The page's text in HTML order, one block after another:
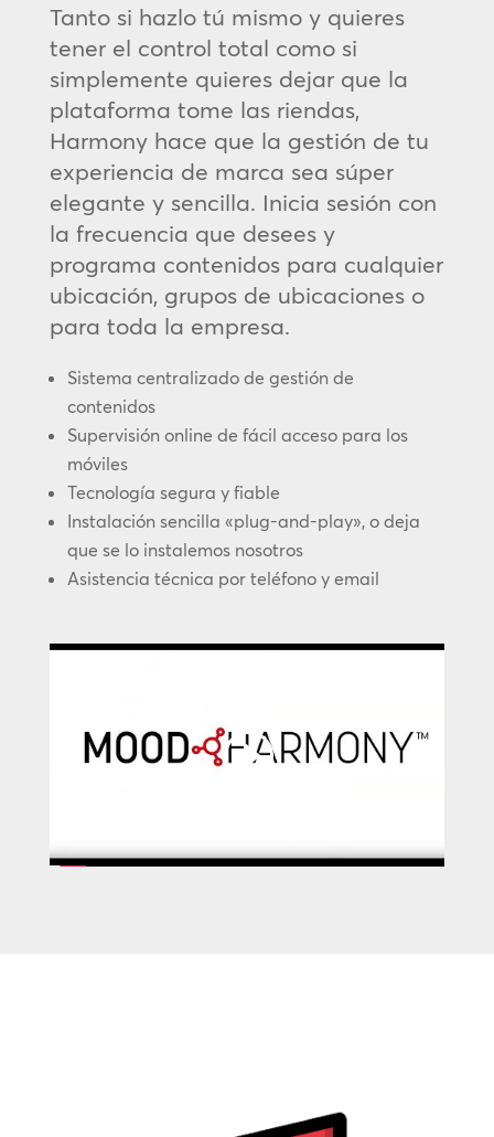
Tanto si hazlo tú mismo y quieres
tener el control total como si
simplemente quieres dejar que la
plataforma tome las riendas,
Harmony hace que la gestión de tu
experiencia de marca sea súper
elegante y sencilla. Inicia sesión con
la frecuencia que desees y
programa contenidos para cualquier
ubicación, grupos de ubicaciones o
para toda la empresa.
Sistema centralizado de gestión de
contenidos
Supervisión online de fácil acceso para los
móviles
Tecnología segura y fiable
Instalación sencilla «plug-and-play», o deja
que se lo instalemos nosotros
Asistencia técnica por teléfono y email